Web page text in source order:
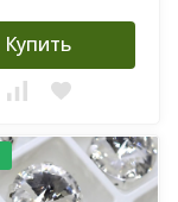
Купить